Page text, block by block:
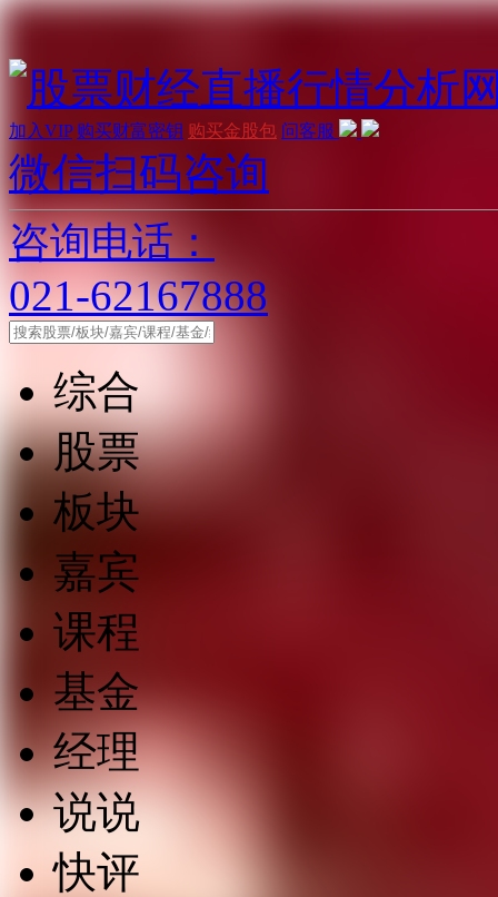
加入VIP 购买财富密钥 购买金股包 问客服
微信扫码咨询
咨询电话：
021-62167888
综合
股票
板块
嘉宾
课程
基金
经理
说说
快评